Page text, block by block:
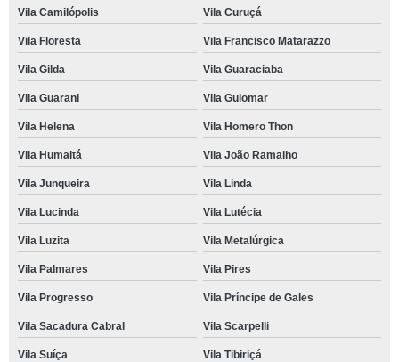
Vila Camilópolis Vila Curuçá
Vila Floresta Vila Francisco Matarazzo
Vila Gilda Vila Guaraciaba
Vila Guarani Vila Guiomar
Vila Helena Vila Homero Thon
Vila Humaitá Vila João Ramalho
Vila Junqueira Vila Linda
Vila Lucinda Vila Lutécia
Vila Luzita Vila Metalúrgica
Vila Palmares Vila Pires
Vila Progresso Vila Príncipe de Gales
Vila Sacadura Cabral Vila Scarpelli
Vila Suíça Vila Tibiriçá